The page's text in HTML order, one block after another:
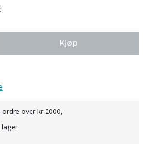
Kjøp
over kr 2000,-
lager